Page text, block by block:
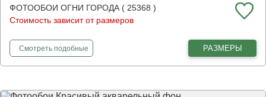
ФОТООБОИ ОГНИ ГОРОДА ( 25368 )
Стоимость зависит от размеров
Смотретьфотообои
подобные РАЗМЕРЫ